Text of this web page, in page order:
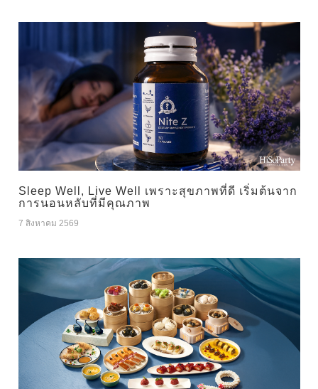
Sleep Well, Live Well เพราะสุขภาพที่ดี เริ่มต้นจาก
การนอนหลับที่มีคุณภาพ
7 สิงหาคม 2569